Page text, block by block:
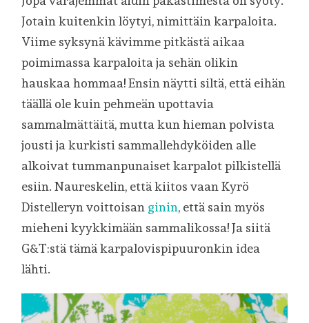
Jotain kuitenkin löytyi, nimittäin karpaloita.
Viime syksynä kävimme pitkästä aikaa
poimimassa karpaloita ja sehän olikin
hauskaa hommaa! Ensin näytti siltä, että eihän
täällä ole kuin pehmeän upottavia
sammalmättäitä, mutta kun hieman polvista
jousti ja kurkisti sammallehdyköiden alle
alkoivat tummanpunaiset karpalot pilkistellä
esiin. Naureskelin, että kiitos vaan Kyrö
Distelleryn voittoisan ginin, että sain myös
mieheni kyykkimään sammalikossa! Ja siitä
G&T:stä tämä karpalovispipuuronkin idea
lähti.